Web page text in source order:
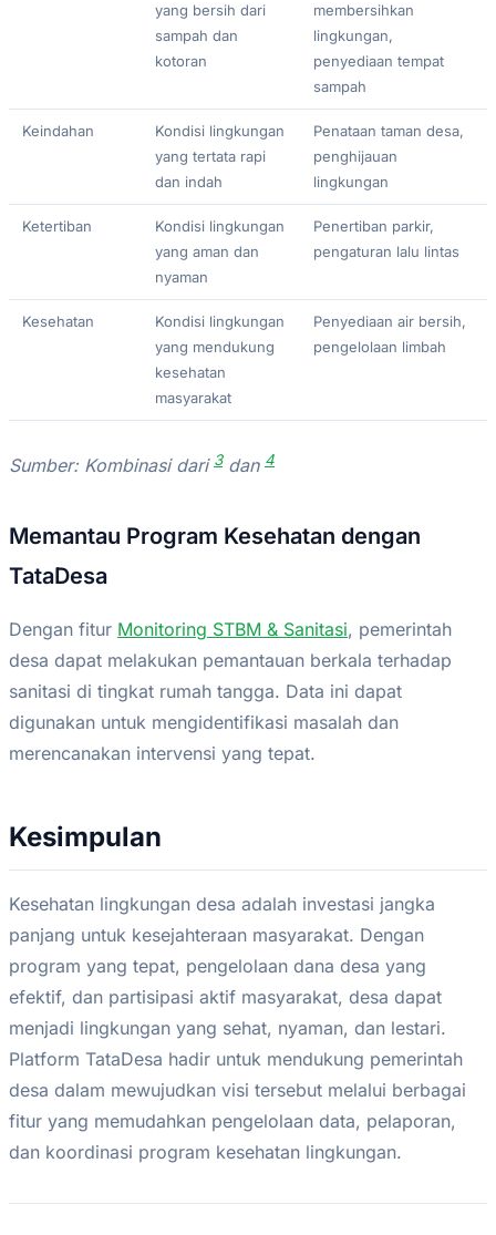
yang bersih dari
sampah dan
kotoran
membersihkan
lingkungan,
penyediaan tempat
sampah
Keindahan
Kondisi lingkungan
yang tertata rapi
dan indah
Penataan taman desa,
penghijauan
lingkungan
Ketertiban
Kondisi lingkungan
yang aman dan
nyaman
Penertiban parkir,
pengaturan lalu lintas
Kesehatan
Kondisi lingkungan
yang mendukung
kesehatan
masyarakat
Penyediaan air bersih,
pengelolaan limbah
Sumber: Kombinasi dari 3dan 4
Memantau Program Kesehatan dengan
TataDesa
Dengan fitur Monitoring STBM & Sanitasi, pemerintah
desa dapat melakukan pemantauan berkala terhadap
sanitasi di tingkat rumah tangga. Data ini dapat
digunakan untuk mengidentifikasi masalah dan
merencanakan intervensi yang tepat.
Kesimpulan
Kesehatan lingkungan desa adalah investasi jangka
panjang untuk kesejahteraan masyarakat. Dengan
program yang tepat, pengelolaan dana desa yang
efektif, dan partisipasi aktif masyarakat, desa dapat
menjadi lingkungan yang sehat, nyaman, dan lestari.
Platform TataDesa hadir untuk mendukung pemerintah
desa dalam mewujudkan visi tersebut melalui berbagai
fitur yang memudahkan pengelolaan data, pelaporan,
dan koordinasi program kesehatan lingkungan.